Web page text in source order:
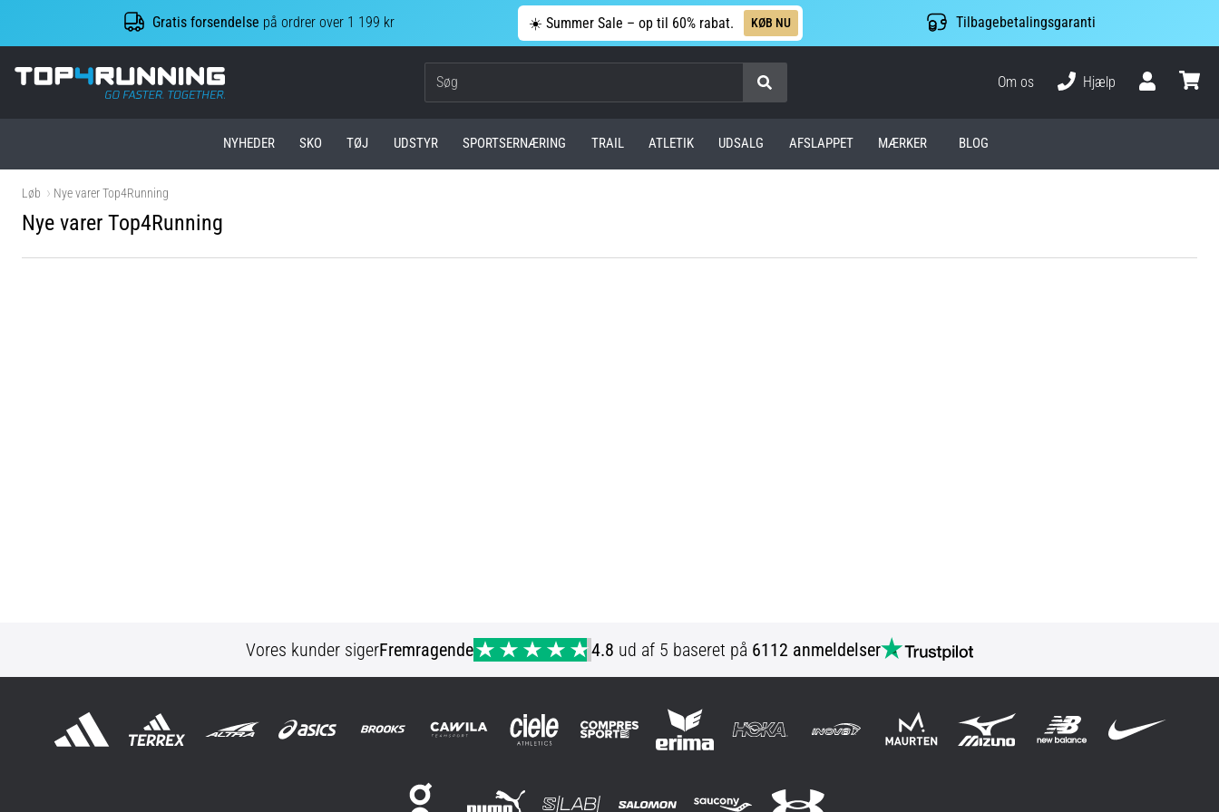
Gratis forsendelse på ordrer over 1 199 kr ☀️ Summer Sale – op til 60% rabat. KØB NU Tilbagebetalingsgaranti
Top4Running.dk
Om os
Hjælp
NYHEDER SKO TØJ UDSTYR SPORTSERNÆRING TRAIL ATLETIK UDSALG AFSLAPPET MÆRKER BLOG
Løb Nye varer Top4Running
Nye varer Top4Running
Vores kunder sigerFremragende 4.8 ud af 5 baseret på 6112 anmeldelser